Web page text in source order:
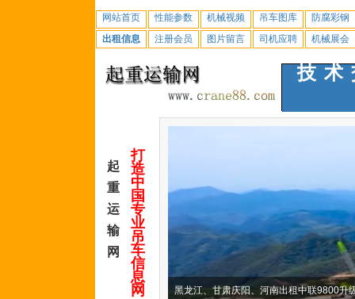
网站首页 性能参数 机械视频 吊车图库
防腐彩钢
出租信息
注册会员 图片留言 司机应聘 机械展会
技
起
重
运
输
网
打
造
中
国
专
业
吊
车
信
息
网